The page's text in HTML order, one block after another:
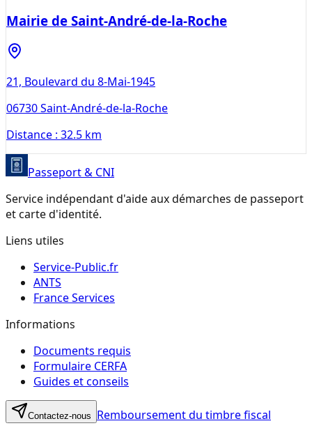
Mairie de Saint-André-de-la-Roche
21, Boulevard du 8-Mai-1945
06730Saint-André-de-la-Roche
Distance : 32.5 km
Passeport & CNI
Service indépendant d'aide aux démarches de passeport
et carte d'identité.
Liens utiles
Service-Public.fr
ANTS
France Services
Informations
Documents requis
Formulaire CERFA
Guides et conseils
Contactez-nous
Remboursement du timbre fiscal